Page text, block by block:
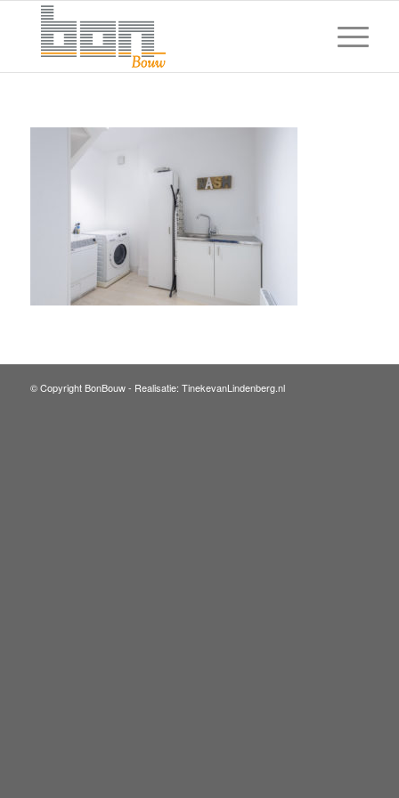
© Copyright BonBouw - Realisatie: TinekevanLindenberg.nl